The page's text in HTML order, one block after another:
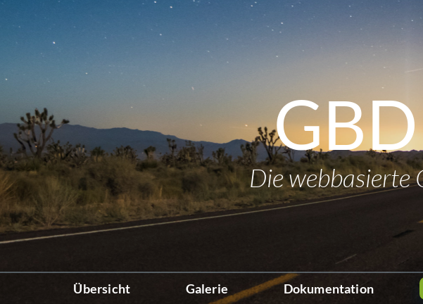
Die webbasierte
Übersicht Galerie Dokumentation